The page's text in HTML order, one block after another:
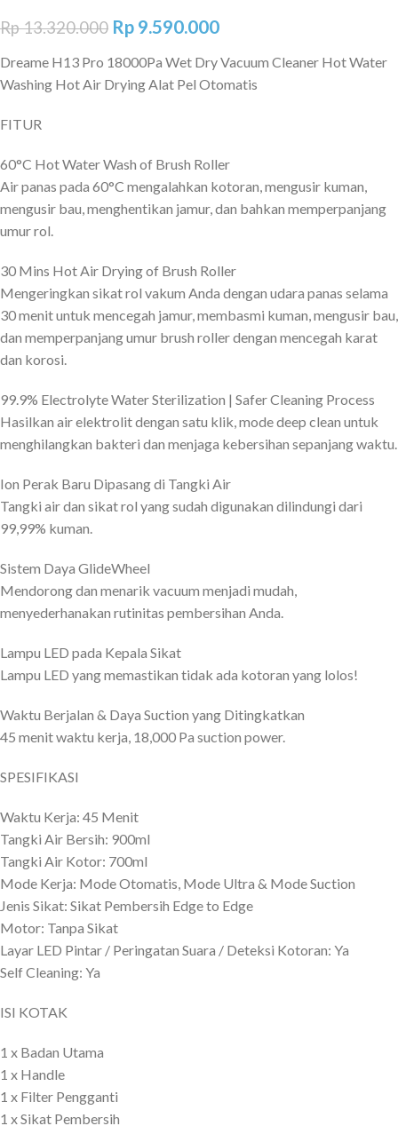
Rp13.320.000 Rp 9.590.000
Dreame H13 Pro 18000Pa Wet Dry Vacuum Cleaner Hot Water
Washing Hot Air Drying Alat Pel Otomatis
FITUR
60°C Hot Water Wash of Brush Roller
Air panas pada 60°C mengalahkan kotoran, mengusir kuman,
mengusir bau, menghentikan jamur, dan bahkan memperpanjang
umur rol.
30 Mins Hot Air Drying of Brush Roller
Mengeringkan sikat rol vakum Anda dengan udara panas selama
30 menit untuk mencegah jamur, membasmi kuman, mengusir bau,
dan memperpanjang umur brush roller dengan mencegah karat
dan korosi.
99.9% Electrolyte Water Sterilization | Safer Cleaning Process
Hasilkan air elektrolit dengan satu klik, mode deep clean untuk
menghilangkan bakteri dan menjaga kebersihan sepanjang waktu.
Ion Perak Baru Dipasang di Tangki Air
Tangki air dan sikat rol yang sudah digunakan dilindungi dari
99,99% kuman.
Sistem Daya GlideWheel
Mendorong dan menarik vacuum menjadi mudah,
menyederhanakan rutinitas pembersihan Anda.
Lampu LED pada Kepala Sikat
Lampu LED yang memastikan tidak ada kotoran yang lolos!
Waktu Berjalan & Daya Suction yang Ditingkatkan
45 menit waktu kerja, 18,000 Pa suction power.
SPESIFIKASI
Waktu Kerja: 45 Menit
Tangki Air Bersih: 900ml
Tangki Air Kotor: 700ml
Mode Kerja: Mode Otomatis, Mode Ultra & Mode Suction
Jenis Sikat: Sikat Pembersih Edge to Edge
Motor: Tanpa Sikat
Layar LED Pintar / Peringatan Suara / Deteksi Kotoran: Ya
Self Cleaning: Ya
ISI KOTAK
1 x Badan Utama
1 x Handle
1 x Filter Pengganti
1 x Sikat Pembersih